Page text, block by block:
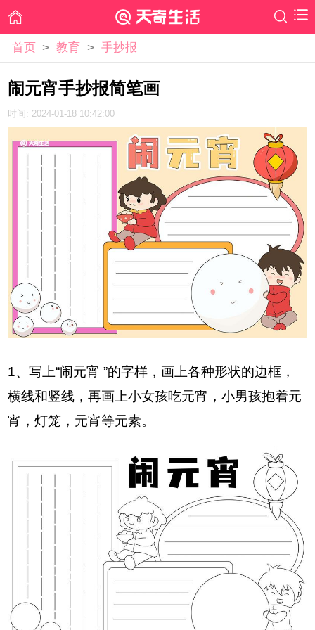
首页 > 教育 > 手抄报
闹元宵手抄报简笔画
时间: 2024-01-18 10:42:00
1、写上“闹元宵 ”的字样，画上各种形状的边框，
横线和竖线，再画上小女孩吃元宵，小男孩抱着元
宵，灯笼，元宵等元素。